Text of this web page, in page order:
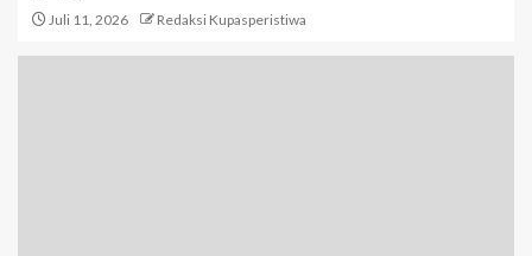
Juli 11, 2026 Redaksi Kupasperistiwa